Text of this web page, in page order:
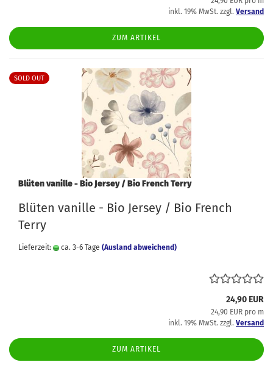
inkl. 19% MwSt. zzgl. Versand
ZUM ARTIKEL
SOLD OUT
Blüten vanille - Bio Jersey / Bio French Terry
Blüten vanille - Bio Jersey / Bio French
Terry
Lieferzeit: ca. 3-6 Tage (Ausland abweichend)
24,90 EUR
24,90 EUR pro m
inkl. 19% MwSt. zzgl. Versand
ZUM ARTIKEL